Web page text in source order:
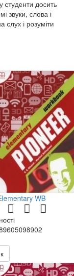
студенти досить
звуки, слова і
і розуміти
WB